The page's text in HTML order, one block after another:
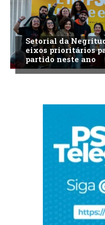
Setorial da
eixos prioritários
partido neste ano